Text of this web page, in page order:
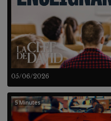
05/06/2026
5 Minutes